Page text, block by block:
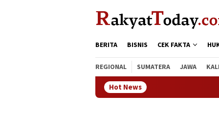
BERITA BISNIS CEK FAKTA
REGIONAL SUMATERA JAWA
Hot News